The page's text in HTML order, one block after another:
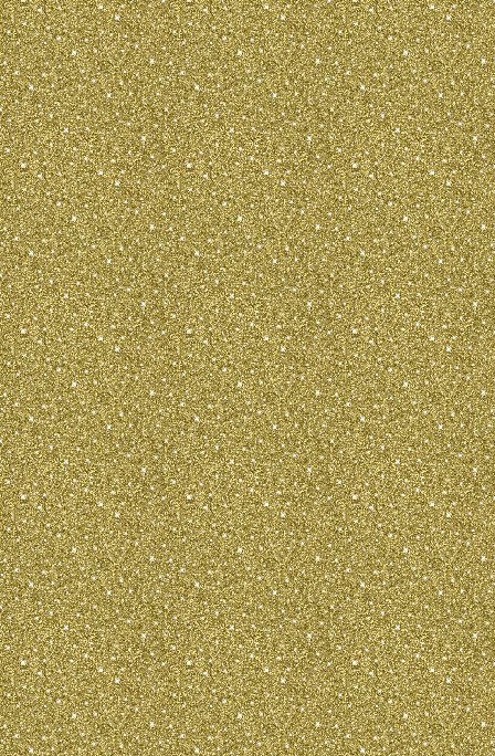
Длинная, сухая, высокого постава,
КОРПУС:
Линия верха: плавно ниспадает от
Холка: слегка выражена. Спина:
короткая, слегка выпуклая. Круп:
немного наклонный. Грудь:
широкая, овальной формы. Линия
паха подобраны, образуют плавную и
линию от груди к паху.
ХВОСТ:
Коротко купированный (оставляют 2-
держит его приподнятым. Также
некупированный хвост.
КОНЕЧНОСТИ ПЕРЕДНИЕ
Стройные и сухие, при осмотре
параллельные. Лопатки: умеренной
слишком наклонно. Плечи: по длине
лопаткам. Угол плечелопаточного
градусов. Локти: направлены строго
длинные, прямые. Запястья: сухие.
Лапы: небольшие, овальные,
вперед.